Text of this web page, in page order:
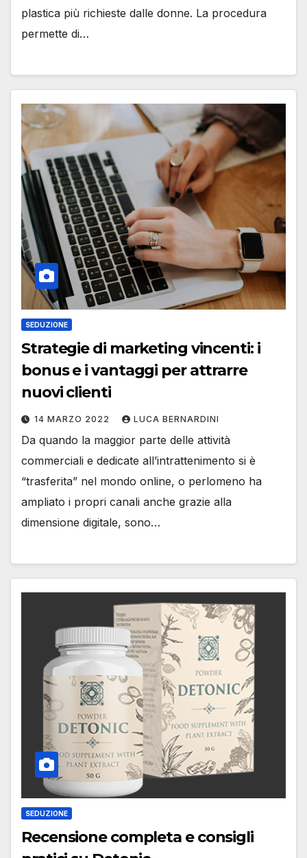
plastica più richieste dalle donne. La procedura
permette di…
SEDUZIONE
Strategie di marketing vincenti: i
bonus e i vantaggi per attrarre
nuovi clienti
14 MARZO 2022 LUCA BERNARDINI
Da quando la maggior parte delle attività
commerciali e dedicate all’intrattenimento si è
“trasferita” nel mondo online, o perlomeno ha
ampliato i propri canali anche grazie alla
dimensione digitale, sono…
SEDUZIONE
Recensione completa e consigli